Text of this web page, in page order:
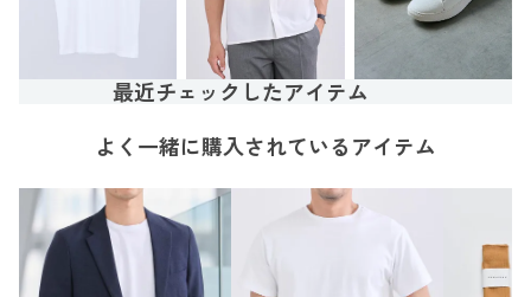
最近チェックしたアイテム
よく一緒に購入されているアイテム